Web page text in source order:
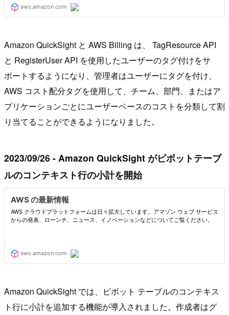
Amazon QuickSight と AWS Billing は、 TagResource API
と RegisterUser API を使用したユーザーのタグ付けをサ
ポートするようになり、管理者はユーザーにタグを付け、
AWS コスト配分タグを使用して、チーム、部門、またはア
プリケーションごとにユーザーベースのコストを分類して割
り当てることができるようになりました。
2023/09/26 - Amazon QuickSight がピボットテーブ
ルのコンテキスト行の小計を開始
Amazon QuickSight では、ピボット テーブルのコンテキス
ト行に小計を追加する機能が導入されました。作成者はグ